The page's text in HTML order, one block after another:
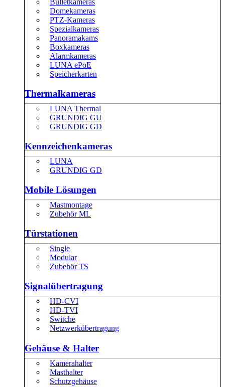
Domekameras
PTZ-Kameras
Spezialkameras
Panoramakams
Boxkameras
Alarmkameras
LUNA ePoE
Speicherkarten
Thermalkameras
LUNA Thermal
GRUNDIG GU
GRUNDIG GD
Kennzeichenkameras
LUNA
GRUNDIG GD
Mobile Lösungen
Mastmontage
Zubehör ML
Türstationen
Single
Modular
Zubehör TS
Signalübertragung
HD-CVI
HD-TVI
Switche
Netzwerkübertragung
Gehäuse & Halter
Kamerahalter
Masthalter
Schutzgehäuse